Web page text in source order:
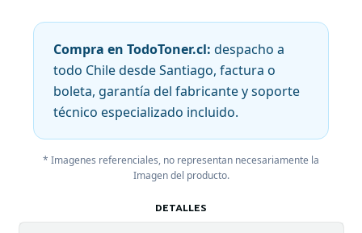
Compra en TodoToner.cl: despacho a
todo Chile desde Santiago, factura o
boleta, garantía del fabricante y soporte
técnico especializado incluido.
* Imagenes referenciales, no representan necesariamente la
Imagen del producto.
DETALLES